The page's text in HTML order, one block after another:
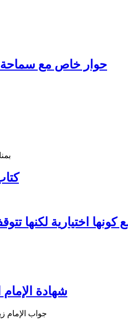
حوار خاص مع سماحة
كونها اختيارية لكنها
شهادة
جواب الإمام